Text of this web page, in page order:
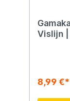
Vislijn |
8,99 €*